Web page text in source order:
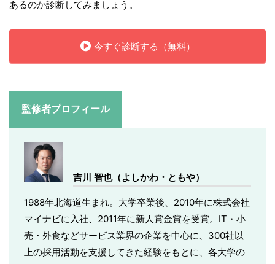
あるのか診断してみましょう。
今すぐ診断する（無料）
監修者プロフィール
吉川 智也（よしかわ・ともや）
1988年北海道生まれ。大学卒業後、2010年に株式会社
マイナビに入社、2011年に新人賞金賞を受賞。IT・小
売・外食などサービス業界の企業を中心に、300社以
上の採用活動を支援してきた経験をもとに、各大学の